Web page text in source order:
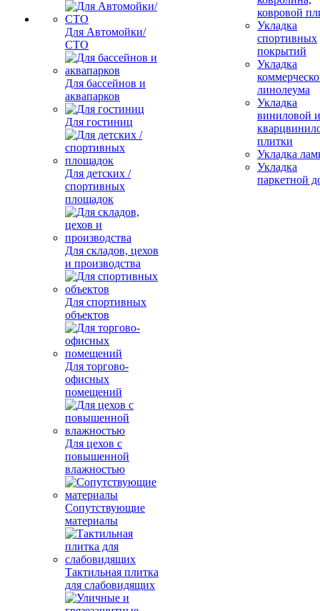
Для Автомойки/
СТО
Для бассейнов и
аквапарков
Для гостиниц
Для детских /
спортивных
площадок
Для складов, цехов
и производства
Для спортивных
объектов
Для торгово-
офисных
помещений
Для цехов с
повышенной
влажностью
Сопутствующие
материалы
Тактильная плитка
для слабовидящих
ковровой
Укладка
спортивных
покрытий
Укладка
линолеума
Укладка
виниловой и
плитки
Укладка
Укладка
паркетной